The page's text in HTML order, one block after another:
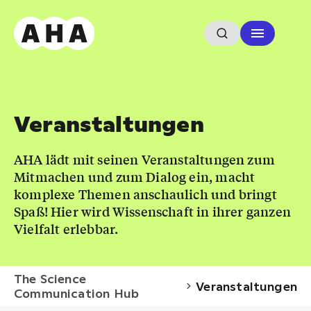
Veranstaltungen
AHA lädt mit seinen Veranstaltungen zum
Mitmachen und zum Dialog ein, macht
komplexe Themen anschaulich und bringt
Spaß! Hier wird Wissenschaft in ihrer ganzen
Vielfalt erlebbar.
The Science
Communication Hub
Veranstaltungen